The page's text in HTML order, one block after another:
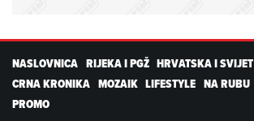
NASLOVNICA RIJEKA I PGŽ HRVATSKA I SVIJET
CRNA KRONIKA MOZAIK LIFESTYLE NA RUBU
PROMO